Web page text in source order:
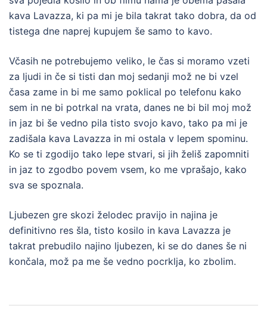
kava Lavazza, ki pa mi je bila takrat tako dobra, da od
tistega dne naprej kupujem še samo to kavo.
Včasih ne potrebujemo veliko, le čas si moramo vzeti
za ljudi in če si tisti dan moj sedanji mož ne bi vzel
časa zame in bi me samo poklical po telefonu kako
sem in ne bi potrkal na vrata, danes ne bi bil moj mož
in jaz bi še vedno pila tisto svojo kavo, tako pa mi je
zadišala kava Lavazza in mi ostala v lepem spominu.
Ko se ti zgodijo tako lepe stvari, si jih želiš zapomniti
in jaz to zgodbo povem vsem, ko me vprašajo, kako
sva se spoznala.
Ljubezen gre skozi želodec pravijo in najina je
definitivno res šla, tisto kosilo in kava Lavazza je
takrat prebudilo najino ljubezen, ki se do danes še ni
končala, mož pa me še vedno pocrklja, ko zbolim.